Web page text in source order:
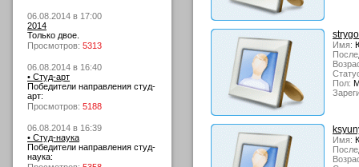
06.08.2014 в 17:00
2014
Только двое.
Просмотров: 5313
06.08.2014 в 16:40
• Студ-арт
Победители направления студ-
арт:
Просмотров: 5188
06.08.2014 в 16:39
• Студ-наука
Победители направления студ-
наука:
Имя:
Пол:
Имя: